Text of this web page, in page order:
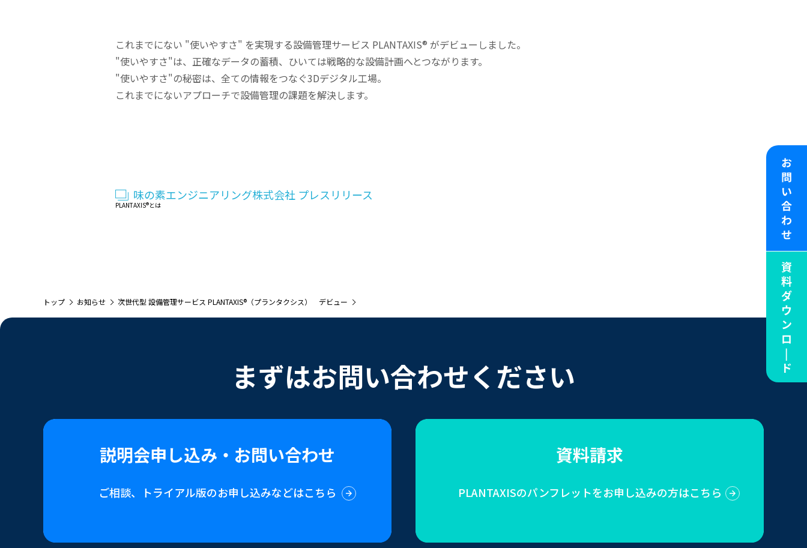
これまでにない "使いやすさ" を実現する設備管理サービス PLANTAXIS® がデビューしました。
"使いやすさ"は、正確なデータの蓄積、ひいては戦略的な設備計画へとつながります。
"使いやすさ"の秘密は、全ての情報をつなぐ3Dデジタル工場。
これまでにないアプローチで設備管理の課題を解決します。
味の素エンジニアリング株式会社 プレスリリース
PLANTAXIS®とは
トップ お知らせ 次世代型 設備管理サービス PLANTAXIS®（プランタクシス） デビュー
まずはお問い合わせください
説明会申し込み・ お問い合わせ
ご相談、トライアル版のお申し込みなどはこちら
資料請求
PLANTAXISのパンフレットをお申し込みの方はこちら